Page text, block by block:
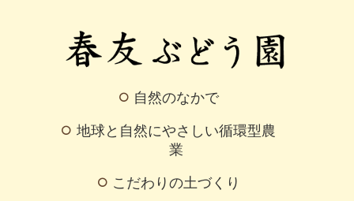
自然のなかで
地球と自然にやさしい循環型農
業
こだわりの土づくり